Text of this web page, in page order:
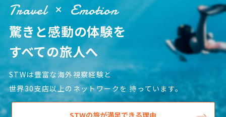
Travel Emotion
驚きと感動の体験を
すべての旅人へ
STWは豊富な海外視察経験と
世界30支店以上のネットワークを 持っています。